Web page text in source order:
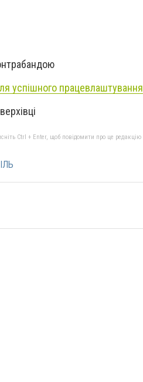
успішного працевлаштування
Ctrl + Enter, щоб повідомити про це редакцію